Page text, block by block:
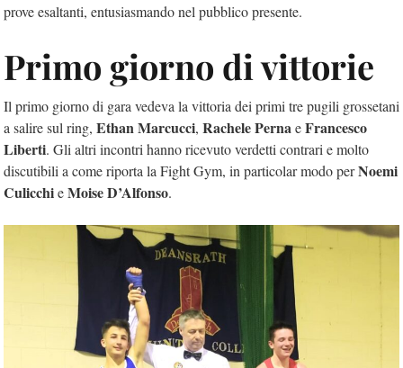
prove esaltanti, entusiasmando nel pubblico presente.
Primo giorno di vittorie
Il primo giorno di gara vedeva la vittoria dei primi tre pugili grossetani
a salire sul ring, Ethan Marcucci, Rachele PernaeFrancesco
Liberti. Gli altri incontri hanno ricevuto verdetti contrari e molto
discutibili a come riporta la Fight Gym, in particolar modo perNoemi
CulicchieMoise D’Alfonso.